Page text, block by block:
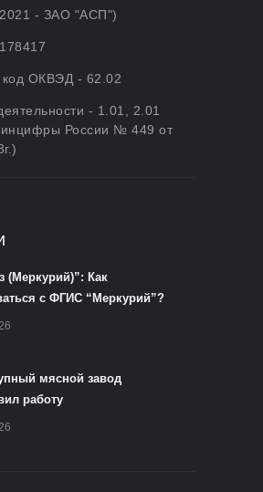
- ЗАО "АСП")
ОКВЭД - 62.02
- 1.01, 2.01
России № 449 от
Как
с ФГИС “Меркурий”?
мясной завод
работу